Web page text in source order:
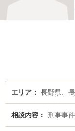
エリア 長野県、
相談内容 刑事事